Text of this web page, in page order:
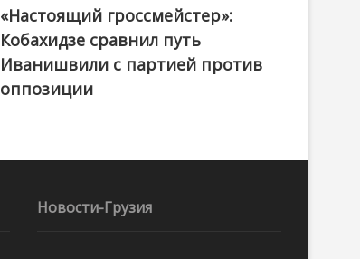
@ქართული ოცნება / Georgian Dream
«Настоящий гроссмейстер»:
Кобахидзе сравнил путь
Иванишвили с партией против
оппозиции
Новости-Грузия